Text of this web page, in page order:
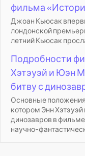
фильма
Джоан Кьюсак
лондонской
летний Кьюсак
Подробности
Хэтэуэй и Юэн
битву с
Основные
котором Энн
динозавров в
научно-